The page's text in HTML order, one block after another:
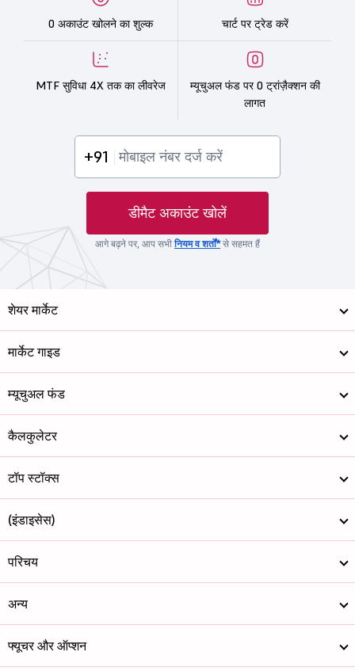
0 अकाउंट खोलने का शुल्क चार्ट पर ट्रेड करें
MTF सुविधा 4X तक का लीवरेज
म्यूचुअल फंड पर 0 ट्रांज़ैक्शन की
लागत
+91
डीमैट अकाउंट खोलें
आगे बढ़ने पर, आप सभीनियम व शर्तों*से सहमत हैं
शेयर मार्केट
मार्केट गाइड
म्यूचुअल फंड
कैलकुलेटर
टॉप स्टॉक्स
(इंडाइसेस)
परिचय
अन्य
फ्यूचर और ऑप्शन